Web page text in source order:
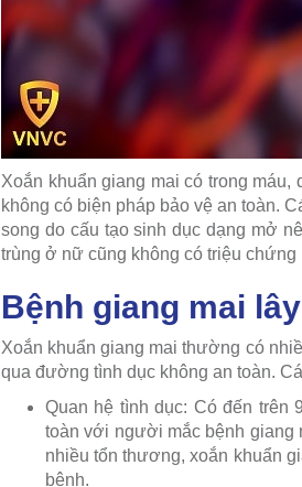
Xoắn khuẩn giang mai có trong
không có biện pháp bảo vệ an toàn.
song do cấu tạo sinh dục dạng mở
trùng ở nữ cũng không có triệu
Bệnh giang mai
Xoắn khuẩn giang mai thường có
qua đường tình dục không an toàn.
Quan hệ tình dục: Có đến trên
toàn với người mắc bệnh giang
nhiều tổn thương, xoắn khuẩn
bệnh.